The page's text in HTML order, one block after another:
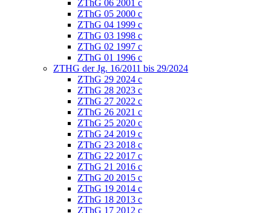
ZThG 06 2001 c
ZThG 05 2000 c
ZThG 04 1999 c
ZThG 03 1998 c
ZThG 02 1997 c
ZThG 01 1996 c
ZTHG der Jg. 16/2011 bis 29/2024
ZThG 29 2024 c
ZThG 28 2023 c
ZThG 27 2022 c
ZThG 26 2021 c
ZThG 25 2020 c
ZThG 24 2019 c
ZThG 23 2018 c
ZThG 22 2017 c
ZThG 21 2016 c
ZThG 20 2015 c
ZThG 19 2014 c
ZThG 18 2013 c
ZThG 17 2012 c